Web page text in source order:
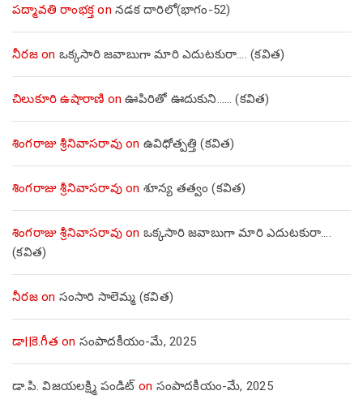
పద్మావతి రాంభక్తon నడక దారిలో(భాగం-52)
నీరజon ఒక్కసారి జవాబుగా మారి ఎదుటకురా…. (కవిత)
చిలుకూరి ఉషారాణి onఊపిరితో ఊదుకుని…… (కవిత)
శింగరాజు శ్రీనివాసరావుon ఉవిధోత్పత్తి (కవిత)
శింగరాజు శ్రీనివాసరావుon శూన్య తత్వం (కవిత)
శింగరాజు శ్రీనివాసరావుon ఒక్కసారి జవాబుగా మారి ఎదుటకురా….
(కవిత)
నీరజon సంసారి సాలెమ్మ (కవిత)
డా||కె.గీత on సంపాదకీయం-మే, 2025
డా.పి. విజయలక్ష్మి పండిట్ on సంపాదకీయం-మే, 2025